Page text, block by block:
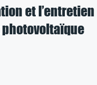
et l’entretien